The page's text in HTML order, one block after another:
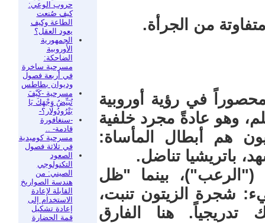
حروب الوعي:
كيف صُنعت
الطاعة وكيف
يعود العقل؟
الجمهورية
الأوروبية
الضاحكة:
مسرحية ساخرة
في أربعة فصول
وديوان بطاطس
مسرحية -كَيْفَ
تُبَيِّضُ وَجْهَكَ يَا
بَتْرُودُولَار؟-
-سنغافورة
قادمة- ..
مسرحية كوميدية
في ثلاثة فصول
الصعود
التكنولوجي
الصيني: من
هندسة الصواريخ
القابلة لإعادة
الاستخدام إلى
إعادة تشكيل
قمة الحضارة
من الجرأة.
في رؤية أوروبية
وهو عادةً مجرد خلفية
هم أبطال المأساة:
باتريشيا تناضل.
("الرعب")، بينما "ظل
شجرة الزيتون تنبت،
تدريجياً. هنا الفارق